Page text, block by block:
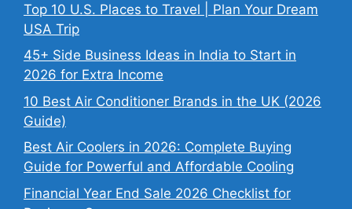
Top 10 U.S. Places to Travel | Plan Your Dream
USA Trip
45+ Side Business Ideas in India to Start in
2026 for Extra Income
10 Best Air Conditioner Brands in the UK (2026
Guide)
Best Air Coolers in 2026: Complete Buying
Guide for Powerful and Affordable Cooling
Financial Year End Sale 2026 Checklist for